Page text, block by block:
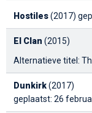
Hostiles(2017)
El Clan (2015)
Alternatieve titel:
Dunkirk(2017)
geplaatst: 26